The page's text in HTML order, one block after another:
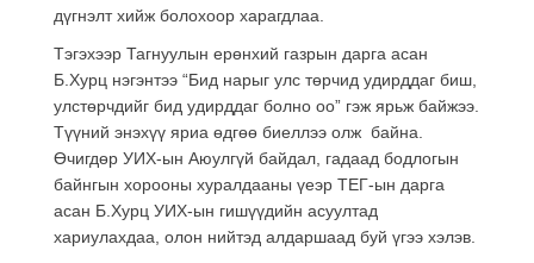
дүгнэлт хийж болохоор харагдлаа.
Тэгэхээр Тагнуулын ерөнхий газрын дарга асан
Б.Хурц нэгэнтээ “Бид нарыг улс төрчид удирддаг биш,
улстөрчдийг бид удирддаг болно оо” гэж ярьж байжээ.
Түүний энэхүү яриа өдгөө биеллээ олж байна.
Өчигдөр УИХ-ын Аюулгүй байдал, гадаад бодлогын
байнгын хорооны хуралдааны үеэр ТЕГ-ын дарга
асан Б.Хурц УИХ-ын гишүүдийн асуултад
хариулахдаа, олон нийтэд алдаршаад буй үгээ хэлэв.